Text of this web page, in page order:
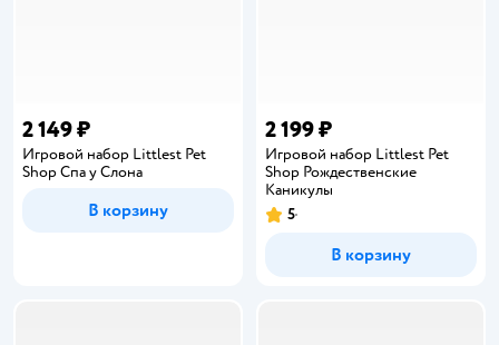
2 149 ₽
Игровой набор Littlest Pet
Shop Спа у Слона
В корзину
2 199 ₽
Игровой набор Littlest Pet
Shop Рождественские
Каникулы
Рейтинг:
5
В корзину